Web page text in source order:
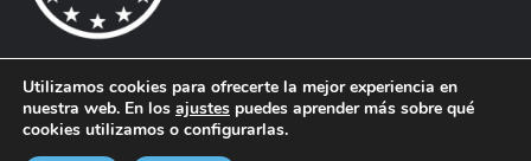
© Todos los derechos reservados. |
Web y Comunicación.
Utilizamos cookies para ofrecerte la mejor experiencia en
nuestra web. En los ajustes puedes aprender más sobre qué
cookies utilizamos o configurarlas.